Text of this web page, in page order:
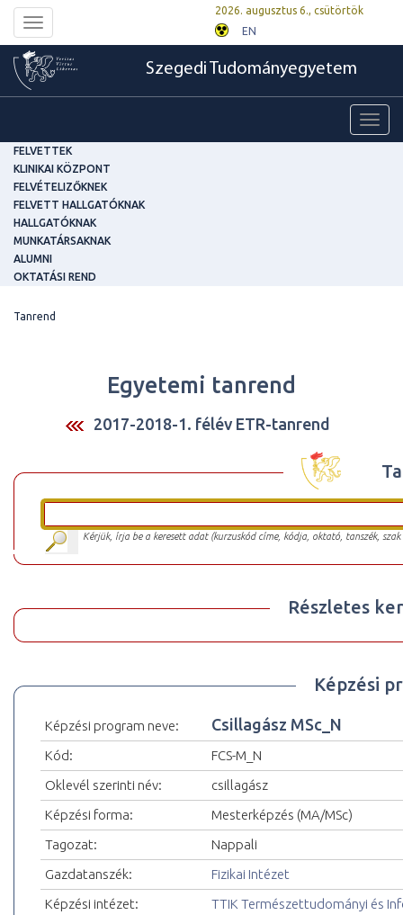
Toggle
navigation
2026. augusztus 6., csütörtök
EN
Szegedi Tudományegyetem
FELVETTEK
KLINIKAI KÖZPONT
FELVÉTELIZŐKNEK
FELVETT HALLGATÓKNAK
HALLGATÓKNAK
MUNKATÁRSAKNAK
ALUMNI
OKTATÁSI REND
Tanrend
Egyetemi tanrend
2017-2018-1. félév ETR-tanrend
Kérjük, írja be a keresett adat (kurzuskód címe, kódja, oktató, tanszék,
Részletes
Képzési
Képzési program neve: Csillagász MSc_N
Kód:
FCS-M_N
Oklevél szerinti név:
csillagász
Képzési forma:
Mesterképzés (MA/MSc)
Tagozat:
Nappali
Gazdatanszék:
Fizikai Intézet
Képzési intézet:
TTIK Természettudományi és